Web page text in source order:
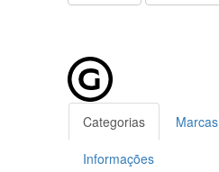
Categorias Marcas
Informações